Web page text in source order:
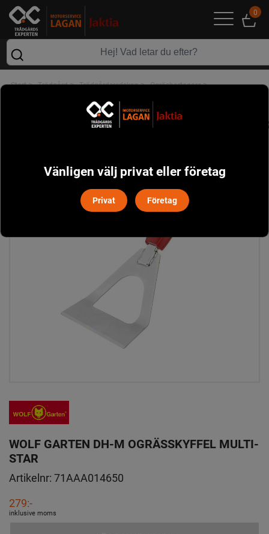
0
Start> Trädgård> Trädgårdsredskap> Ogräsbortagare>
WOLF GARTEN DH-M OGRÄSSKYFFEL MULTI-
STAR
Artikelnr: 71AAA014650
279:-
inklusive moms
Vänligen välj privat eller företag
Privat Företag